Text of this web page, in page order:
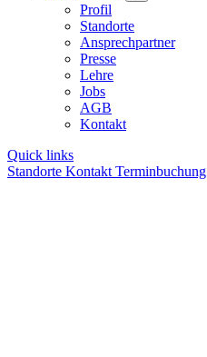
Profil
Standorte
Ansprechpartner
Presse
Lehre
Jobs
AGB
Kontakt
Quick links
Standorte Kontakt Terminbuchung